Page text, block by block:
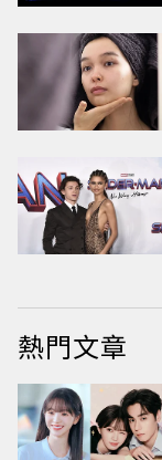
熱門文章